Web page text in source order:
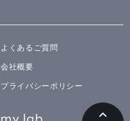
よくあるご質問
会社概要
プライバシーポリシー